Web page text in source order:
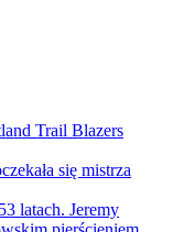
Trail Blazers
się mistrza
latach. Jeremy